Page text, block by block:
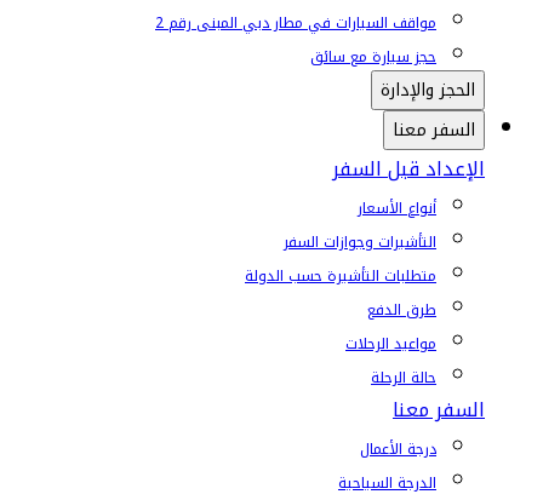
مواقف السيارات في مطار دبي المبنى رقم 2
حجز سيارة مع سائق
الحجز والإدارة
السفر معنا
الإعداد قبل السفر
أنواع الأسعار
التأشيرات وجوازات السفر
متطلبات التأشيرة حسب الدولة
طرق الدفع
مواعيد الرحلات
حالة الرحلة
السفر معنا
درجة الأعمال
الدرجة السياحية